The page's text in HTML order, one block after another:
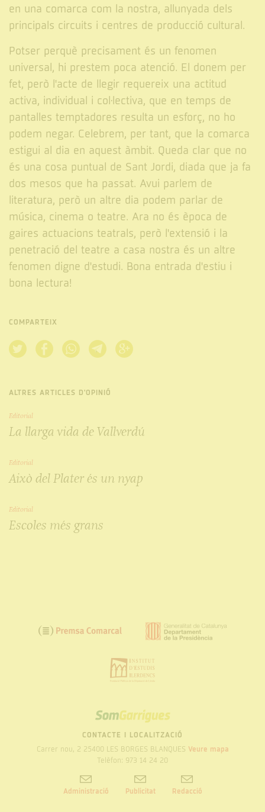
en una comarca com la nostra, allunyada dels
principals circuits i centres de producció cultural.
Potser perquè precisament és un fenomen
universal, hi prestem poca atenció. El donem per
fet, però l'acte de llegir requereix una actitud
activa, individual i col·lectiva, que en temps de
pantalles temptadores resulta un esforç, no ho
podem negar. Celebrem, per tant, que la comarca
estigui al dia en aquest àmbit. Queda clar que no
és una cosa puntual de Sant Jordi, diada que ja fa
dos mesos que ha passat. Avui parlem de
literatura, però un altre dia podem parlar de
música, cinema o teatre. Ara no és època de
gaires actuacions teatrals, però l'extensió i la
penetració del teatre a casa nostra és un altre
fenomen digne d'estudi. Bona entrada d'estiu i
bona lectura!
COMPARTEIX
ALTRES ARTICLES D'OPINIÓ
Editorial
La llarga vida de Vallverdú
Editorial
Això del Plater és un nyap
Editorial
Escoles més grans
SOM
GARRIGUES
CONTACTE I LOCALITZACIÓ
Carrer nou, 2 25400 LES BORGES BLANQUES Veure mapa
Telèfon: 973 14 24 20
Administració Publicitat Redacció